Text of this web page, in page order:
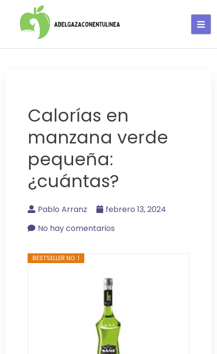
Calorías en
manzana verde
pequeña:
¿cuántas?
Pablo Arranz
febrero 13, 2024
No hay comentarios
BESTSELLER NO. 1